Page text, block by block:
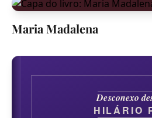
Maria Madalena
Desconexo
HILÁRIO